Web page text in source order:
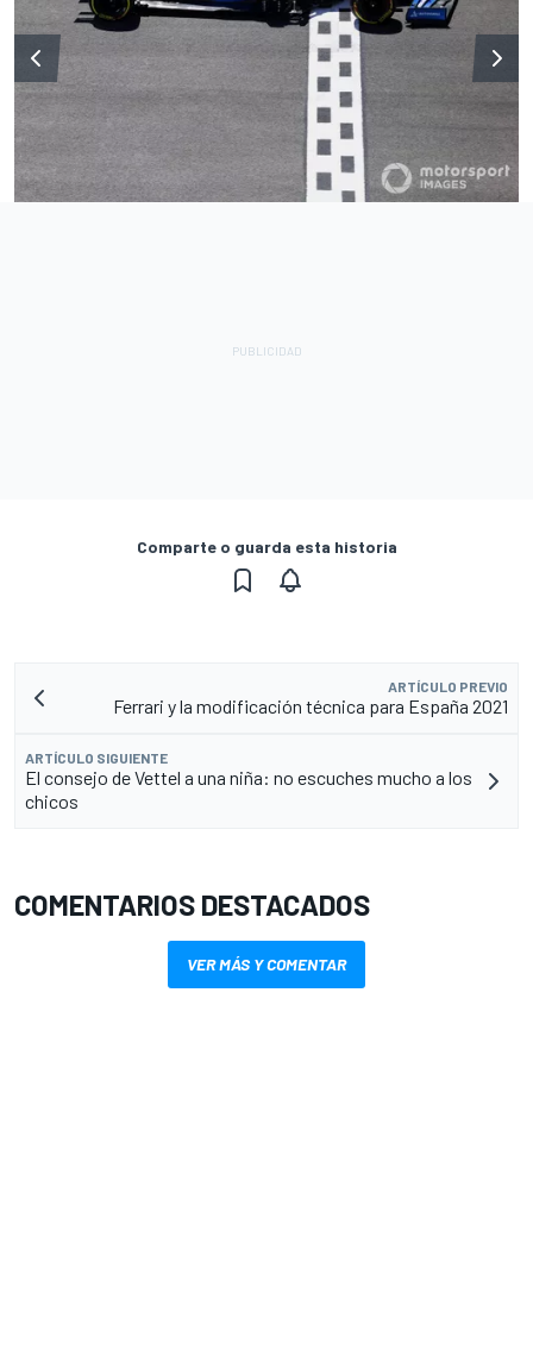
Comparte o guarda esta historia
ARTÍCULO PREVIO
Ferrari y la modificación técnica para España 2021
ARTÍCULO SIGUIENTE
El consejo de Vettel a una niña: no escuches mucho a los
chicos
COMENTARIOS DESTACADOS
VER MÁS Y COMENTAR